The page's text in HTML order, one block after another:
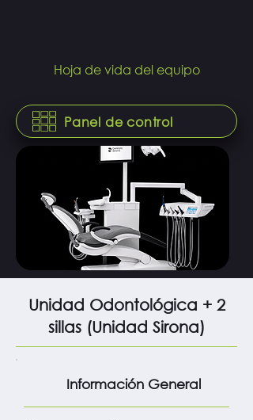
Hoja de vida del equipo
Panel de control
Unidad Odontológica + 2
sillas (Unidad Sirona)
Información General